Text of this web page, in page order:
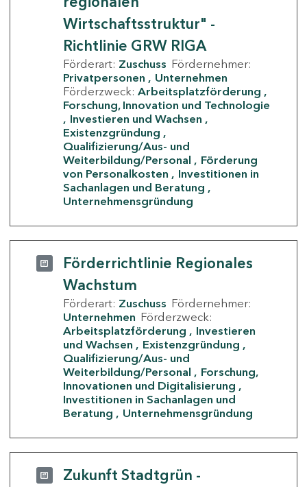
Wirtschaftsstruktur" -
Richtlinie GRW RIGA
Förderart: Zuschuss Fördernehmer:
Privatpersonen
Unternehmen
Förderzweck: Arbeitsplatzförderung
Forschung, Innovation und Technologie
Investieren und Wachsen
Existenzgründung
Qualifizierung/Aus- und
Weiterbildung/Personal
Förderung
von Personalkosten
Investitionen in
Sachanlagen und Beratung
Unternehmensgründung
Förderrichtlinie Regionales
Wachstum
Förderart: Zuschuss Fördernehmer:
Unternehmen Förderzweck:
Arbeitsplatzförderung
Investieren
und Wachsen
Existenzgründung
Qualifizierung/Aus- und
Weiterbildung/Personal
Forschung,
Innovationen und Digitalisierung
Investitionen in Sachanlagen und
Beratung
Unternehmensgründung
Zukunft Stadtgrün -